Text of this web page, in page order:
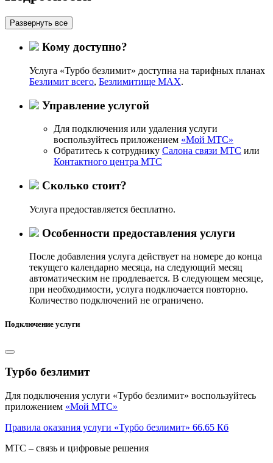
Развернуть все
Кому доступно?
Услуга «Турбо безлимит» доступна на тарифных планах
Безлимит всего, Безлимитище MAX.
Управление услугой
Для подключения или удаления услуги
воспользуйтесь приложением «Мой МТС»
Обратитесь к сотруднику Салона связи МТС или
Контактного центра МТС
Сколько стоит?
Услуга предоставляется бесплатно.
Особенности предоставления услуги
После добавления услуга действует на номере до конца
текущего календарно месяца, на следующий месяц
автоматическим не продлевается. В следующем месяце,
при необходимости, услуга подключается повторно.
Количество подключений не ограничено.
Подключение услуги
Турбо безлимит
Для подключения услуги «Турбо безлимит» воспользуйтесь
приложением «Мой МТС»
Правила оказания услуги «Турбо безлимит» 66.65 Кб
МТС – связь и цифровые решения